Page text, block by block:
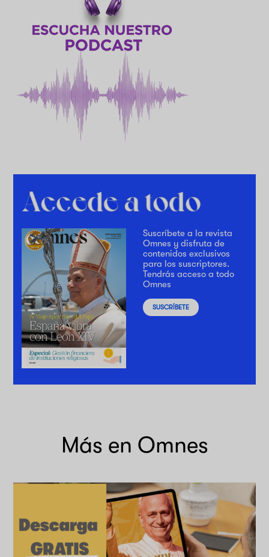
Suscríbete a la revista
Omnes y disfruta de
contenidos exclusivos
para los suscriptores.
Tendrás acceso a todo
Omnes
SUSCRÍBETE
Más en Omnes